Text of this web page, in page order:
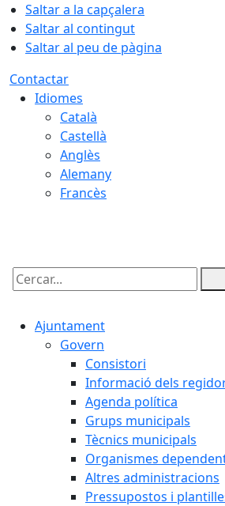
Saltar a la capçalera
Saltar al contingut
Saltar al peu de pàgina
Contactar
Idiomes
Català
Castellà
Anglès
Alemany
Francès
Cercar:
Ajuntament
Govern
Consistori
Informació dels
Agenda política
Grups municipals
Tècnics municipals
Organismes
Altres administracions
Pressupostos i